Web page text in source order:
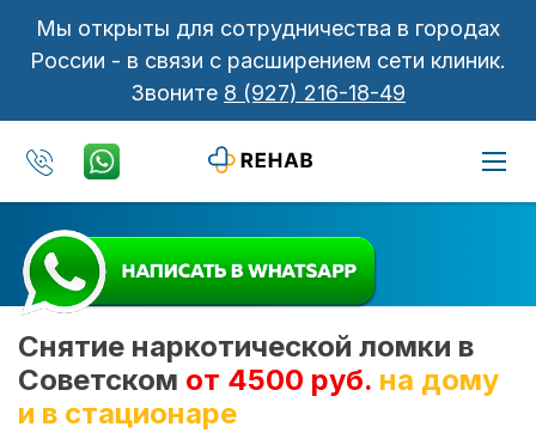
Мы открыты для сотрудничества в городах
России - в связи с расширением сети клиник.
Звоните 8 (927) 216-18-49
Снятие наркотической ломки в
Советском от 4500 руб. на дому
и в стационаре